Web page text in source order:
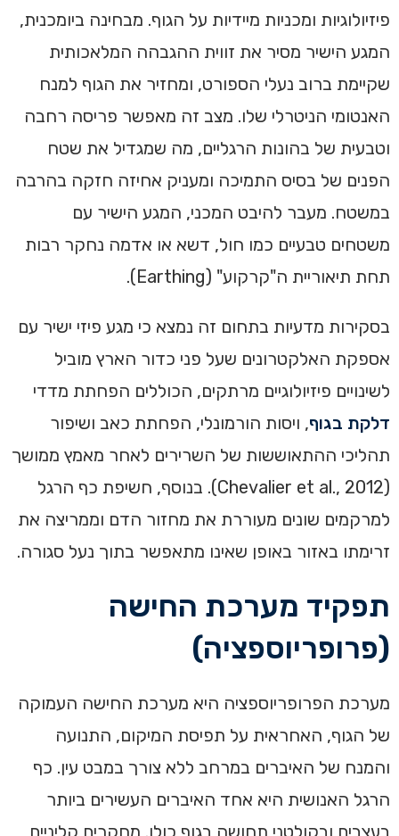
פיזיולוגיות ומכניות מיידיות על הגוף. מבחינה ביומכנית,
המגע הישיר מסיר את זווית ההגבהה המלאכותית
שקיימת ברוב נעלי הספורט, ומחזיר את הגוף למנח
האנטומי הניטרלי שלו. מצב זה מאפשר פריסה רחבה
וטבעית של בהונות הרגליים, מה שמגדיל את שטח
הפנים של בסיס התמיכה ומעניק אחיזה חזקה בהרבה
במשטח. מעבר להיבט המכני, המגע הישיר עם
משטחים טבעיים כמו חול, דשא או אדמה נחקר רבות
תחת תיאוריית ה"קרקוע" (Earthing).
בסקירות מדעיות בתחום זה נמצא כי מגע פיזי ישיר עם
אספקת האלקטרונים שעל פני כדור הארץ מוביל
לשינויים פיזיולוגיים מרתקים, הכוללים הפחתת מדדי
דלקת בגוף, ויסות הורמונלי, הפחתת כאב ושיפור
תהליכי ההתאוששות של השרירים לאחר מאמץ ממושך
(Chevalier et al., 2012). בנוסף, חשיפת כף הרגל
למרקמים שונים מעוררת את מחזור הדם וממריצה את
זרימתו באזור באופן שאינו מתאפשר בתוך נעל סגורה.
תפקיד מערכת החישה
(פרופריוספציה)
מערכת הפרופריוספציה היא מערכת החישה העמוקה
של הגוף, האחראית על תפיסת המיקום, התנועה
והמנח של האיברים במרחב ללא צורך במבט עין. כף
הרגל האנושית היא אחד האיברים העשירים ביותר